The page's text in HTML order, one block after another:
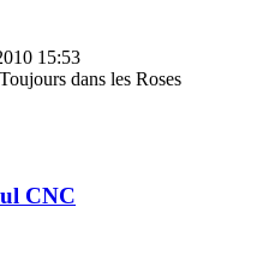
15:53
dans les Roses
CNC